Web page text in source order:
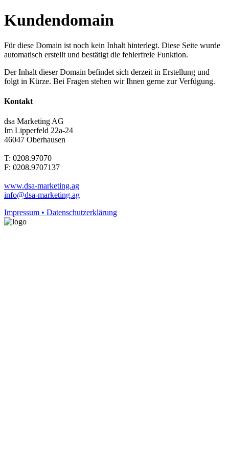
Kundendomain
Für diese Domain ist noch kein Inhalt hinterlegt. Diese Seite wurde
automatisch erstellt und bestätigt die fehlerfreie Funktion.
Der Inhalt dieser Domain befindet sich derzeit in Erstellung und
folgt in Kürze. Bei Fragen stehen wir Ihnen gerne zur Verfügung.
Kontakt
dsa Marketing AG
Im Lipperfeld 22a-24
46047 Oberhausen
T: 0208.97070
F: 0208.9707137
www.dsa-marketing.ag
info@dsa-marketing.ag
Impressum • Datenschutzerklärung